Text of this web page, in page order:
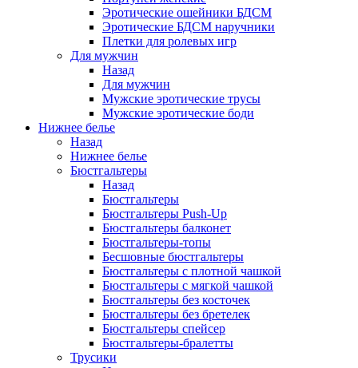
Эротические ошейники БДСМ
Эротические БДСМ наручники
Плетки для ролевых игр
Для мужчин
Назад
Для мужчин
Мужские эротические трусы
Мужские эротические боди
Нижнее белье
Назад
Нижнее белье
Бюстгальтеры
Назад
Бюстгальтеры
Бюстгальтеры Push-Up
Бюстгальтеры балконет
Бюстгальтеры-топы
Бесшовные бюстгальтеры
Бюстгальтеры с плотной чашкой
Бюстгальтеры с мягкой чашкой
Бюстгальтеры без косточек
Бюстгальтеры без бретелек
Бюстгальтеры спейсер
Бюстгальтеры-бралетты
Трусики